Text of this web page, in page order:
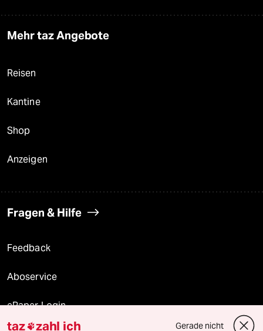
Mehr taz Angebote
Reisen
Kantine
Shop
Anzeigen
Fragen & Hilfe
Feedback
Aboservice
ePaper Login
taz zahl ich Gerade nicht